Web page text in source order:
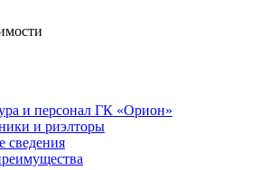
и персонал ГК «Орион»
и риэлторы
сведения